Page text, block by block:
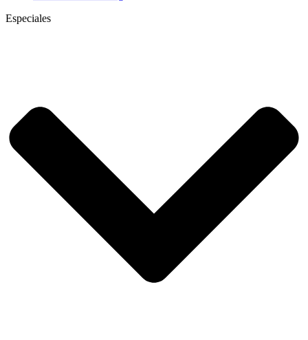
Especiales